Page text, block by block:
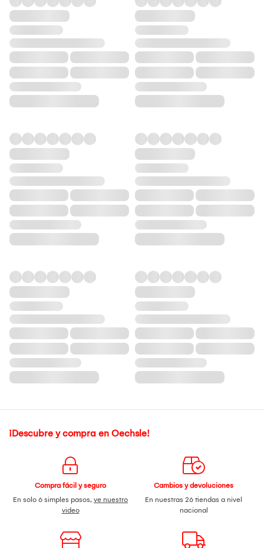
¡Descubre y compra en Oechsle!
Compra fácil y seguro
En solo 6 simples pasos, ve nuestro
video
Cambios y devoluciones
En nuestras 26 tiendas a nivel
nacional